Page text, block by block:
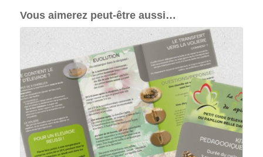
Vous aimerez peut-être aussi…